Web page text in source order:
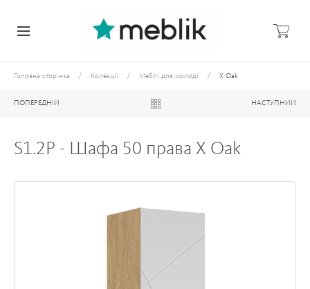
Головна сторінка / Колекції / Меблі для молоді / X Oak
ПОПЕРЕДНІЙ НАСТУПНИЙ
S1.2P - Шафа 50 права X Oak